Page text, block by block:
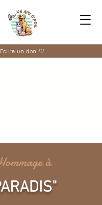
Faire un don 🤍
à